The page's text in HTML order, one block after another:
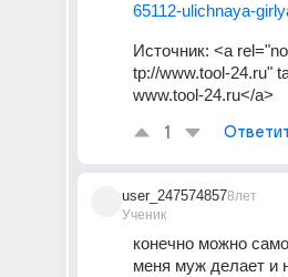
65112-ulichnaya-
Источник: <a
tp://www.tool-24.ru"
www.tool-24.ru</a>
1
user_247574857
Ученик
8лет
конечно можно
меня муж делает и